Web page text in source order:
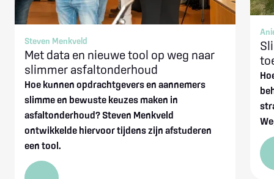
Steven Menkveld
Met data en nieuwe tool op weg naar
slimmer asfaltonderhoud
Hoe kunnen opdrachtgevers en aannemers
slimme en bewuste keuzes maken in
asfaltonderhoud? Steven Menkveld
ontwikkelde hiervoor tijdens zijn afstuderen
een tool.